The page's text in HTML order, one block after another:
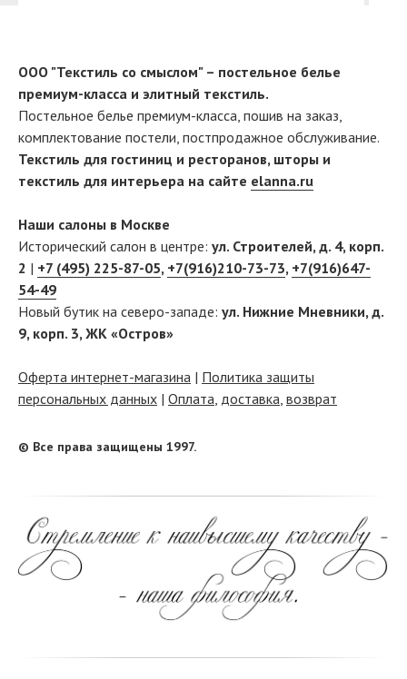
ООО "Текстиль со смыслом" – постельное белье
премиум-класса и элитный текстиль.
Постельное белье премиум-класса, пошив на заказ,
комплектование постели, постпродажное обслуживание.
Текстиль для гостиниц и ресторанов, шторы и
текстиль для интерьера на сайте elanna.ru
Наши салоны в Москве
Исторический салон в центре: ул. Строителей, д. 4, корп.
2 | +7 (495) 225-87-05, +7(916)210-73-73, +7(916)647-
54-49
Новый бутик на северо-западе: ул. Нижние Мневники, д.
9, корп. 3, ЖК «Остров»
Оферта интернет-магазина | Политика защиты
персональных данных | Оплата доставка возврат
© Все права защищены 1997.